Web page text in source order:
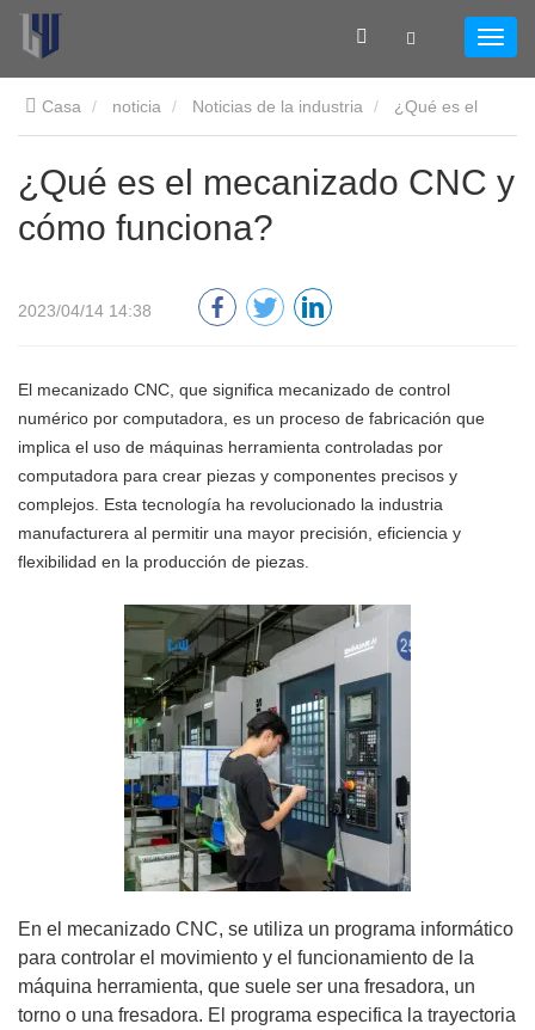
Casa noticia Noticias de la industria
mecanizado CNC y cómo funciona?
¿Qué es el mecanizado CNC y
cómo funciona?
2023/04/14 14:38
El mecanizado CNC, que significa mecanizado de control
numérico por computadora, es un proceso de fabricación que
implica el uso de máquinas herramienta controladas por
computadora para crear piezas y componentes precisos y
complejos. Esta tecnología ha revolucionado la industria
manufacturera al permitir una mayor precisión, eficiencia y
flexibilidad en la producción de piezas.
En el mecanizado CNC, se utiliza un programa informático
para controlar el movimiento y el funcionamiento de la
máquina herramienta, que suele ser una fresadora, un
torno o una fresadora. El programa especifica la trayectoria